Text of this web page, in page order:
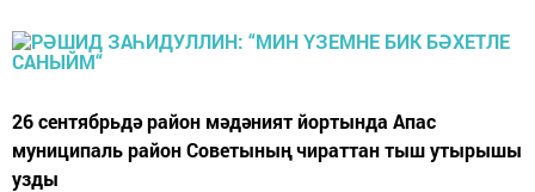
26 сентябрьдә район мәдәният йортында Апас
муниципаль район Советының чираттан тыш утырышы
узды